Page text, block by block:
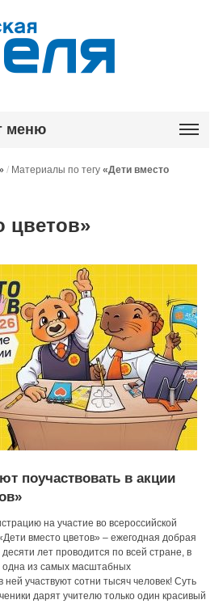
меню
/ Материалы по тегу«Дети вместо
цветов»
поучаствовать в акции
на участие во всероссийской
вместо цветов» – ежегодная добрая
лет проводится по всей стране, в
одна из самых масштабных
ней участвуют сотни тысяч человек! Суть
дарят учителю только один красивый